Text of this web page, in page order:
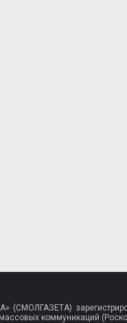
(СМОЛГАЗЕТА)
коммуникаций